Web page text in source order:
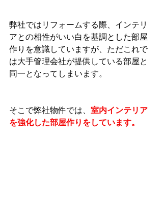
弊社ではリフォームする際、インテリ
アとの相性がいい白を基調とした部屋
作りを意識していますが、ただこれで
は大手管理会社が提供している部屋と
同一となってしまいます。
そこで弊社物件では、 室内インテリア
を強化した部屋作りをしています。